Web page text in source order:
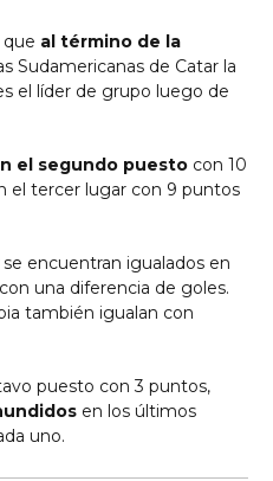
al término de la
Sudamericanas de Catar la
el líder de grupo luego de
el segundo puesto con 10
el tercer lugar con 9 puntos
se encuentran igualados en
una diferencia de goles.
también igualan con
puesto con 3 puntos,
en los últimos
uno.